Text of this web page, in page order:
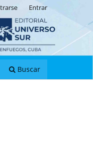
Buscar
Entrar